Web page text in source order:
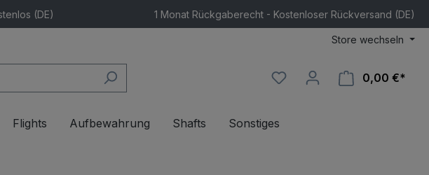
(DE) 1 Monat Rückgaberecht - Kostenloser Rückversand (DE)
Store wechseln
0,00 €*
Flights Aufbewahrung Shafts Sonstiges